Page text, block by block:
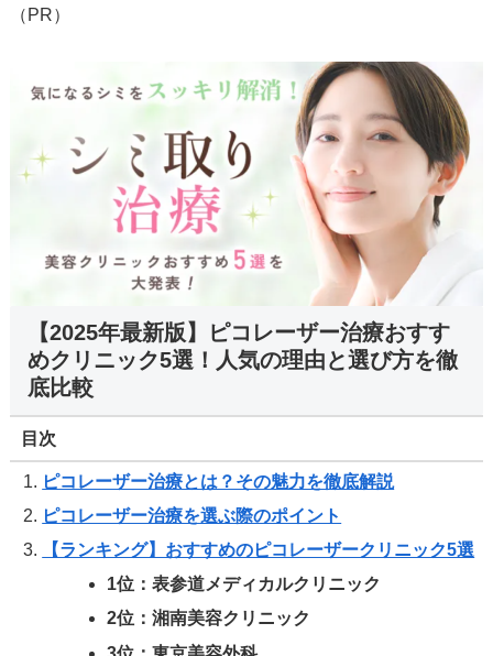
（PR）
【2025年最新版】ピコレーザー治療おすす
めクリニック5選！人気の理由と選び方を徹
底比較
目次
ピコレーザー治療とは？その魅力を徹底解説
ピコレーザー治療を選ぶ際のポイント
【ランキング】おすすめのピコレーザークリニック5選
1位：表参道メディカルクリニック
2位：湘南美容クリニック